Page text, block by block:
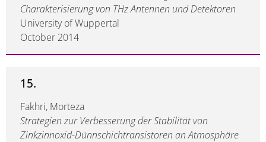
Charakterisierung von THz Antennen und Detektoren
University of Wuppertal
October 2014
15.
Fakhri, Morteza
Strategien zur Verbesserung der Stabilität von
Zinkzinnoxid-Dünnschichtransistoren an Atmosphäre